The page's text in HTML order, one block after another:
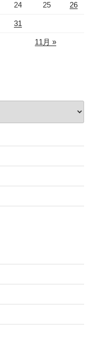
24 25 26
31
11月 »